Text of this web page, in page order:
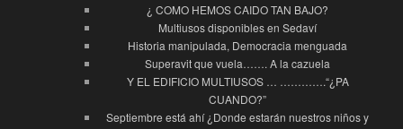
¿ COMO HEMOS CAIDO TAN BAJO?
Multiusos disponibles en Sedaví
Historia manipulada, Democracia menguada
Superavit que vuela……. A la cazuela
Y EL EDIFICIO MULTIUSOS … ………….“¿PA
CUANDO?”
Septiembre está ahí ¿Donde estarán nuestros niños y